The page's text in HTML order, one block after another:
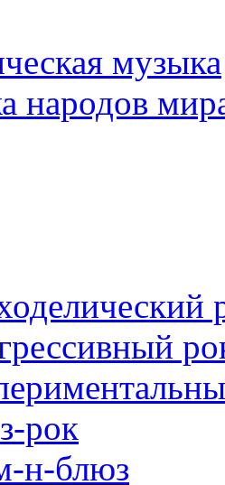
музыка
народов
рок
н-блюз